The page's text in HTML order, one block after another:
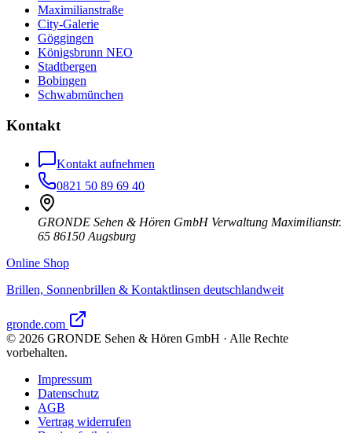
Maximilianstraße
City-Galerie
Göggingen
Königsbrunn NEO
Stadtbergen
Bobingen
Schwabmünchen
Kontakt
Kontakt aufnehmen
0821 50 89 69 40
GRONDE Sehen & Hören GmbH Verwaltung Maximilianstr.
65 86150 Augsburg
Online Shop
Brillen, Sonnenbrillen & Kontaktlinsen deutschlandweit
gronde.com
© 2026 GRONDE Sehen & Hören GmbH · Alle Rechte
vorbehalten.
Impressum
Datenschutz
AGB
Vertrag widerrufen